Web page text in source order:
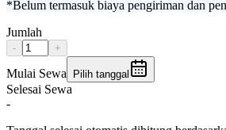
*Belum termasuk biaya pengiriman dan
Jumlah
- +
Mulai Sewa Pilih tanggal
Selesai Sewa
-